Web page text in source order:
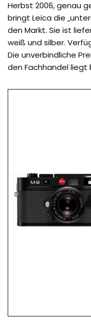
Herbst 2006, genau
bringt Leica die
den Markt. Sie ist
weiß und silber.
Die unverbindliche
den Fachhandel liegt